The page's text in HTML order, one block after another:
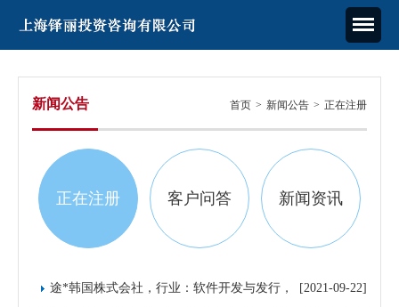
新闻公告 首页 > 新闻公告 > 正在注册
正在注册 客户问答 新闻资讯
[2021-09-22]
途*韩国株式会社，行业：软件开发与发行，